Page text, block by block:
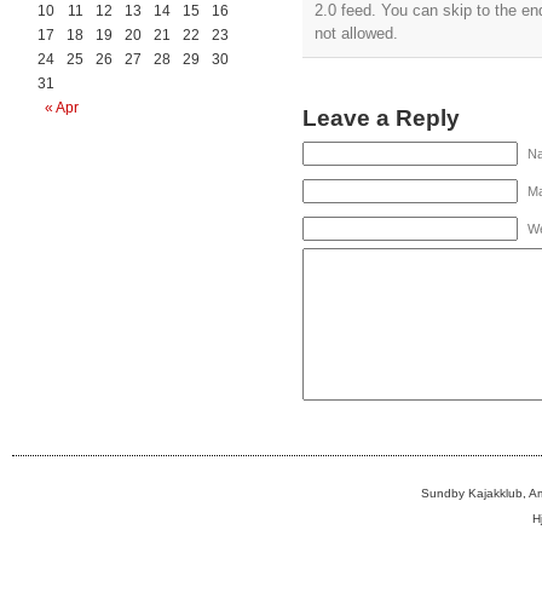
« Apr
10
11 12 13 14 15
16
17
18 19 20 21 22
23
24
25 26 27 28 29
30
31
2.0 feed. You can skip to the
not allowed.
Leave a Reply
Sundby Kajakklub,